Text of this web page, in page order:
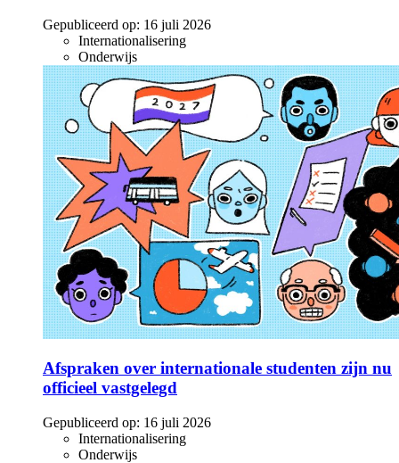
Gepubliceerd op: 16 juli 2026
Internationalisering
Onderwijs
Afspraken over internationale studenten zijn nu
officieel vastgelegd
Gepubliceerd op: 16 juli 2026
Internationalisering
Onderwijs